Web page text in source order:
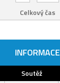
Celkový čas
INFORMACE
Soutěž